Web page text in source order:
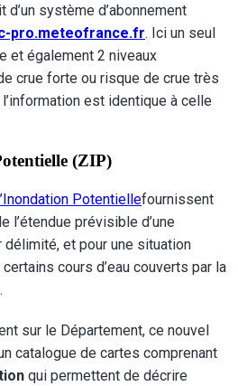
d’un système d’abonnement
pro.meteofrance.fr. Ici un seul
et également 2 niveaux
crue forte ou risque de crue très
est identique à celle
(ZIP)
Potentiellefournissent
l’étendue prévisible d’une
délimité, et pour une situation
cours d’eau couverts par la
sur le Département, ce nouvel
catalogue de cartes comprenant
qui permettent de décrire